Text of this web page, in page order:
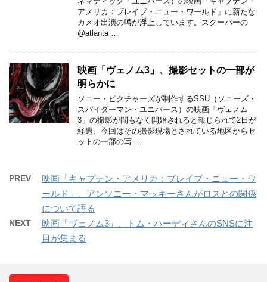
アメリカ：ブレイブ・ニュー・ワールド」に新たな
カメオ出演の噂が浮上しています。スクーパーの
@atlanta …
映画「ヴェノム3」、撮影セットの一部が
明らかに
ソニー・ピクチャーズが制作するSSU（ソニーズ・
スパイダーマン・ユニバース）の映画「ヴェノム
3」の撮影が間もなく開始されると報じられて2日が
経過、今回はその撮影現場とされている地区からセ
ットの一部の写 …
PREV
映画「キャプテン・アメリカ：ブレイブ・ニュー・ワ
ールド」、アンソニー・マッキーさんがロスとの関係
について語る
NEXT
映画「ヴェノム3」、トム・ハーディさんのSNSに注
目が集まる